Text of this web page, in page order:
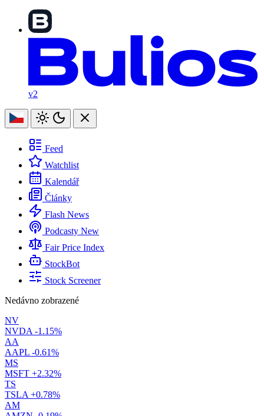
v2
Feed
Watchlist
Kalendář
Články
Flash News
Podcasty New
Fair Price Index
StockBot
Stock Screener
Nedávno zobrazené
NV
NVDA -1.15%
AA
AAPL -0.61%
MS
MSFT +2.32%
TS
TSLA +0.78%
AM